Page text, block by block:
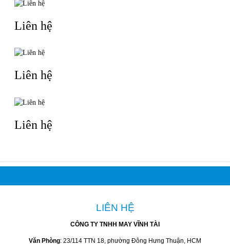
Liên hệ
Liên hệ
Liên hệ
LIÊN HỆ
CÔNG TY TNHH MAY VĨNH TÀI
Văn Phòng: 23/114 TTN 18, phường Đông Hưng Thuận, HCM